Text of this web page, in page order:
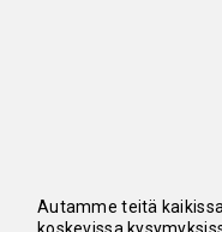
Autamme teitä
koskevissa